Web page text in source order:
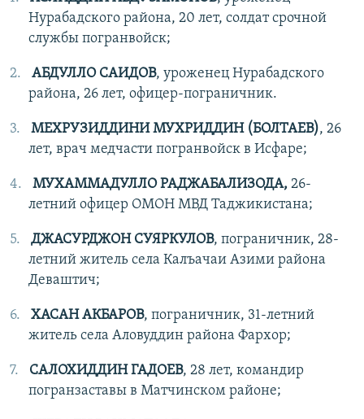
Нурабадского района, 20 лет, солдат срочной
службы погранвойск;
АБДУЛЛО САИДОВ, уроженец Нурабадского
района, 26 лет, офицер-пограничник.
МЕХРУЗИДДИНИ МУХРИДДИН(БОЛТАЕВ), 26
лет, врач медчасти погранвойск в Исфаре;
МУХАММАДУЛЛО РАДЖАБАЛИЗОДА, 26-
летний офицер ОМОН МВД Таджикистана;
ДЖАСУРДЖОН СУЯРКУЛОВ, пограничник, 28-
летний житель села Калъачаи Азими района
Деваштич;
ХАСАН АКБАРОВ, пограничник, 31-летний
житель села Аловуддин района Фархор;
САЛОХИДДИН ГАДОЕВ, 28 лет, командир
погранзаставы в Матчинском районе;